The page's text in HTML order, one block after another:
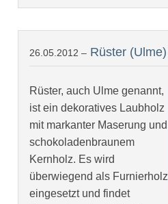
26.05.2012 – Rüster (Ulme)
Rüster, auch Ulme genannt,
ist ein dekoratives Laubholz
mit markanter Maserung und
schokoladenbraunem
Kernholz. Es wird
überwiegend als Furnierholz
eingesetzt und findet